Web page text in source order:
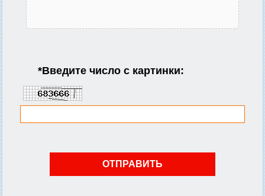
*Введите число с картинки: